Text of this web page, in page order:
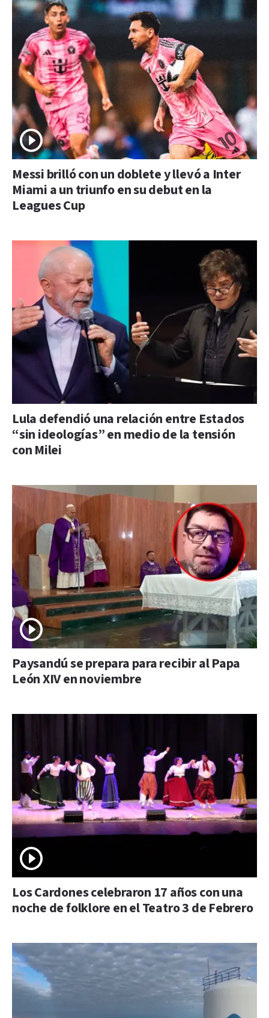
Messi brilló con un doblete y llevó a Inter
Miami a un triunfo en su debut en la
Leagues Cup
Lula defendió una relación entre Estados
“sin ideologías” en medio de la tensión
con Milei
Paysandú se prepara para recibir al Papa
León XIV en noviembre
Los Cardones celebraron 17 años con una
noche de folklore en el Teatro 3 de Febrero